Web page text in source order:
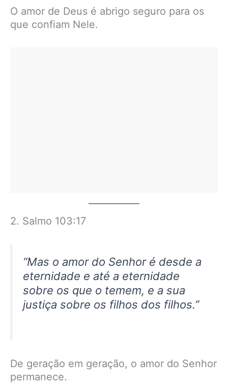
O amor de Deus é abrigo seguro para os
que confiam Nele.
2. Salmo 103:17
“Mas o amor do Senhor é desde a
eternidade e até a eternidade
sobre os que o temem, e a sua
justiça sobre os filhos dos filhos.”
De geração em geração, o amor do Senhor
permanece.